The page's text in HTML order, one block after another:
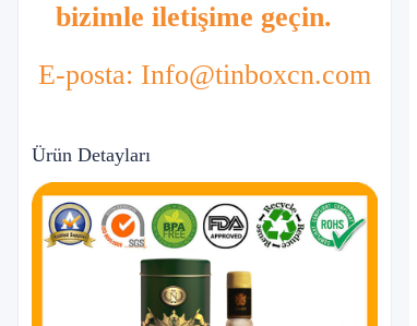
bizimle iletişime geçin.
E-posta: Info@tinboxcn.com
Ürün Detayları